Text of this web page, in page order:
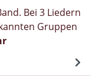
Bei 3 Liedern
Gruppen